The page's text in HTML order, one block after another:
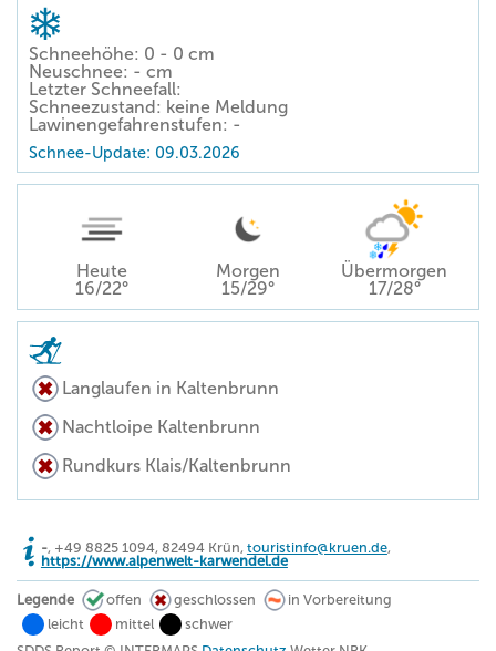
Schneehöhe: 0 - 0 cm
Neuschnee: - cm
Letzter Schneefall:
Schneezustand: keine Meldung
Lawinengefahrenstufen: -
Schnee-Update: 09.03.2026
Heute
16/22°
Morgen
15/29°
Übermorgen
17/28°
Langlaufen in Kaltenbrunn
Nachtloipe Kaltenbrunn
Rundkurs Klais/Kaltenbrunn
-, +49 8825 1094, 82494 Krün, touristinfo@kruen.de,
https://www.alpenwelt-karwendel.de
Legende offen geschlossen
in Vorbereitung
leicht
mittel
schwer